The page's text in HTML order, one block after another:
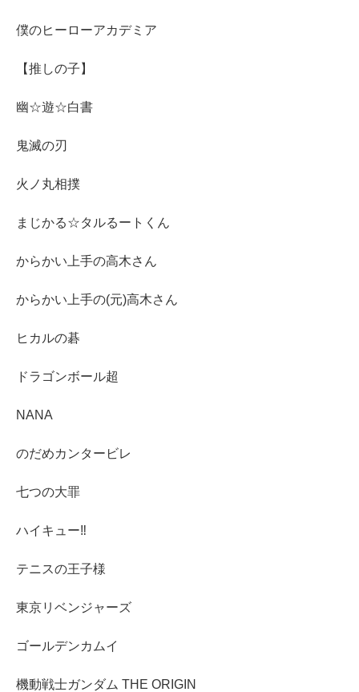
僕のヒーローアカデミア
【推しの子】
幽☆遊☆白書
鬼滅の刃
火ノ丸相撲
まじかる☆タルるートくん
からかい上手の高木さん
からかい上手の(元)高木さん
ヒカルの碁
ドラゴンボール超
NANA
のだめカンタービレ
七つの大罪
ハイキュー‼︎
テニスの王子様
東京リベンジャーズ
ゴールデンカムイ
機動戦士ガンダム THE ORIGIN